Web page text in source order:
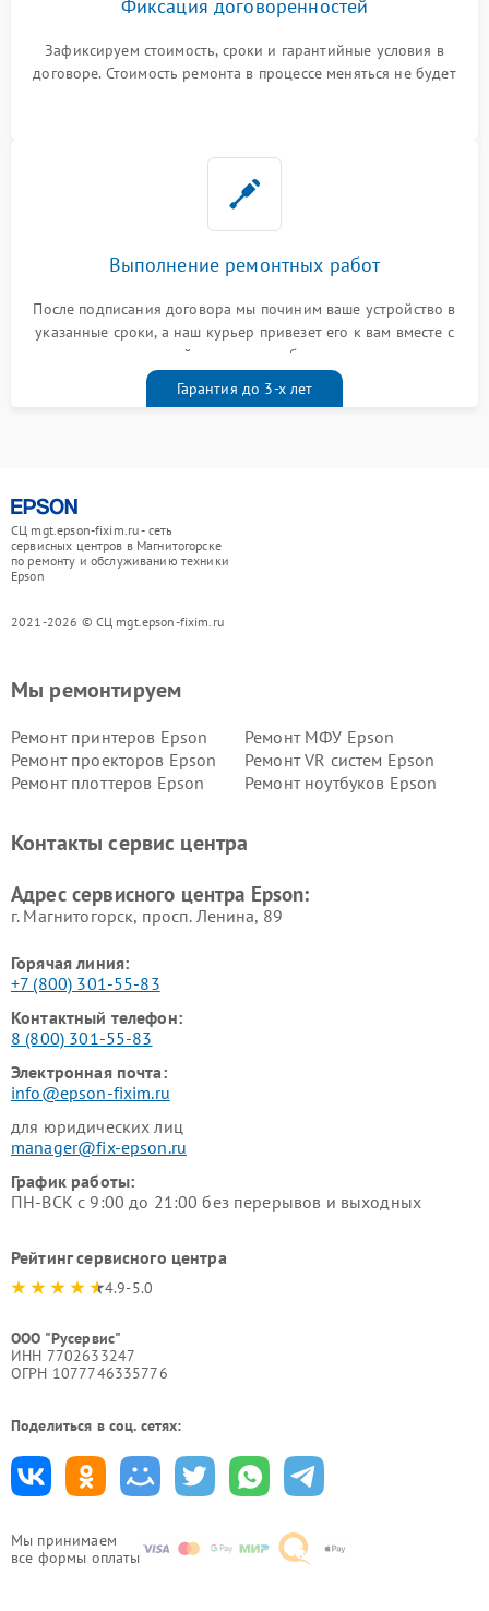
Фиксация договоренностей
Зафиксируем стоимость, сроки и гарантийные условия в
договоре. Стоимость ремонта в процессе меняться не будет
Выполнение ремонтных работ
После подписания договора мы починим ваше устройство в
указанные сроки, а наш курьер привезет его к вам вместе с
гарантийным талоном бесплатно
Гарантия до 3-х лет
СЦ mgt.epson-fixim.ru - сеть
сервисных центров в Магнитогорске
по ремонту и обслуживанию техники
Epson
2021-2026 © СЦ mgt.epson-fixim.ru
Мы принимаем
все формы оплаты
Мы ремонтируем
Ремонт принтеров Epson
Ремонт МФУ Epson
Ремонт проекторов Epson
Ремонт VR систем Epson
Ремонт плоттеров Epson
Ремонт ноутбуков Epson
Контакты сервис центра
Адрес сервисного центра Epson:
г. Магнитогорск, просп. Ленина, 89
Горячая линия:
+7 (800) 301-55-83
Контактный телефон:
8 (800) 301-55-83
Электронная почта:
info@epson-fixim.ru
для юридических лиц
manager@fix-epson.ru
График работы:
ПН-ВСК с 9:00 до 21:00 без перерывов и выходных
Рейтинг сервисного центра
4.9-5.0
ООО "Русервис"
ИНН 7702633247
ОГРН 1077746335776
Поделиться в соц. сетях: